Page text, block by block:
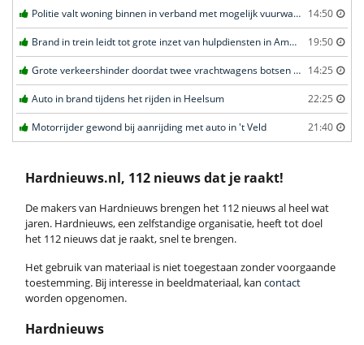
Politie valt woning binnen in verband met mogelijk vuurwapen in Eindhoven 14:50
Brand in trein leidt tot grote inzet van hulpdiensten in Amersfoort 19:50
Grote verkeershinder doordat twee vrachtwagens botsen tunnel in Zwijndrecht 14:25
Auto in brand tijdens het rijden in Heelsum 22:25
Motorrijder gewond bij aanrijding met auto in 't Veld 21:40
Hardnieuws.nl, 112 nieuws dat je raakt!
De makers van Hardnieuws brengen het 112 nieuws al heel wat
jaren. Hardnieuws, een zelfstandige organisatie, heeft tot doel
het 112 nieuws dat je raakt, snel te brengen.
Het gebruik van materiaal is niet toegestaan zonder voorgaande
toestemming. Bij interesse in beeldmateriaal, kan contact
worden opgenomen.
Hardnieuws